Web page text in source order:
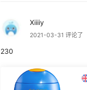
Xiiiiy
2021-03-31 评论了
230